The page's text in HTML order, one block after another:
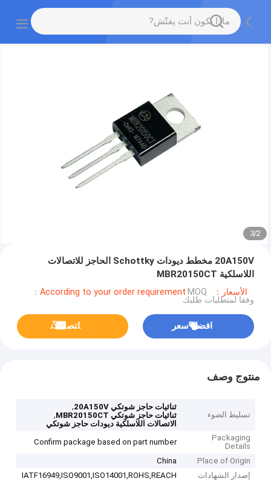
2
/
3
20A150V مخطط ديودات Schottky الحاجز للاتصالات
اللاسلكية MBR20150CT
الأسعار：According to your order requirement MOQ：
وفقا لمتطلبات طلبك
افضل سعر ﺎﺘﺼﻟ ﺍﻶﻧ
منتوج وصف
تسليط الضوء
ثنائيات حاجز شوتكي 20A150V
,
ثنائيات حاجز شوتكي MBR20150CT
,
الاتصالات اللاسلكية ديودات حاجز شوتكي
Packaging
Details
Confirm package based on part number
Place of Origin
China
إصدار الشهادات
IATF16949,ISO9001,ISO14001,ROHS,REACH